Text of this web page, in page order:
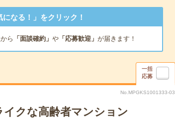
なる！」をクリック！
ら 「面談確約」 や「応募歓迎」 が届きます！
一括
応募
No.MPGKS1001333-03
イクな高齢者マンション